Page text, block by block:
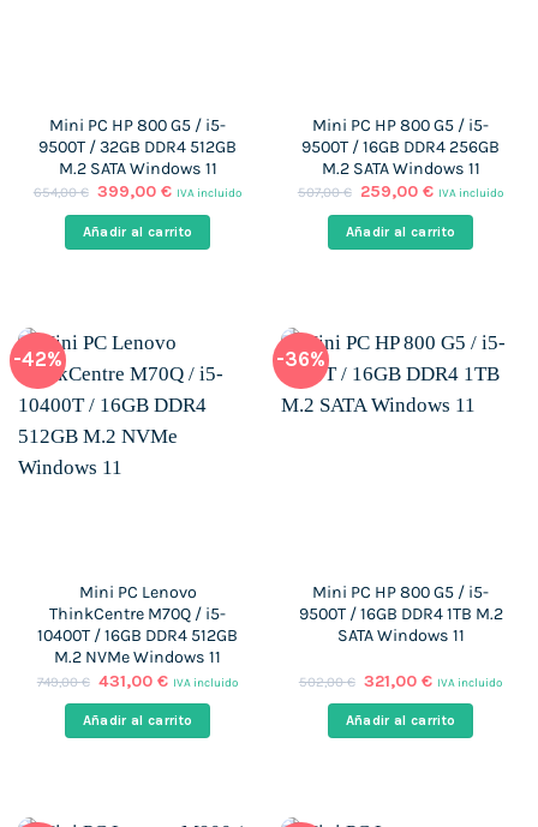
Mini PC HP 800 G5 / i5-
9500T / 32GB DDR4 512GB
M.2 SATA Windows 11
654,00€ El
original
era:
399,00€El
actual
es:
IVA incluido
Añadir al carrito
Mini PC HP 800 G5 / i5-
9500T / 16GB DDR4 256GB
M.2 SATA Windows 11
507,00€ El
original
era:
259,00€El
actual
es:
IVA incluido
Añadir al carrito
-42%
Mini PC Lenovo
ThinkCentre M70Q / i5-
10400T / 16GB DDR4 512GB
M.2 NVMe Windows 11
749,00€ El
original
era:
431,00€El
actual
es:
IVA incluido
Añadir al carrito
-36%
Mini PC HP 800 G5 / i5-
9500T / 16GB DDR4 1TB M.2
SATA Windows 11
502,00€ El
original
era:
321,00€El
actual
es:
IVA incluido
Añadir al carrito